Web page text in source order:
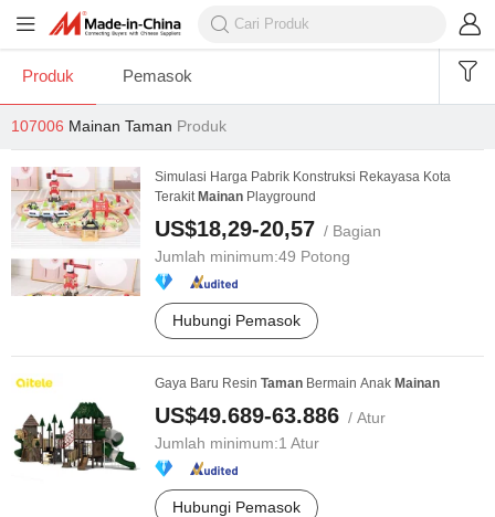
Produk Pemasok
107006 Mainan Taman Produk
Simulasi Harga Pabrik Konstruksi Rekayasa Kota
Terakit Mainan Playground
US$18,29-20,57 / Bagian
Jumlah minimum:49 Potong
Hubungi Pemasok
Gaya Baru Resin Taman Bermain Anak Mainan
US$49.689-63.886 / Atur
Jumlah minimum:1 Atur
Hubungi Pemasok